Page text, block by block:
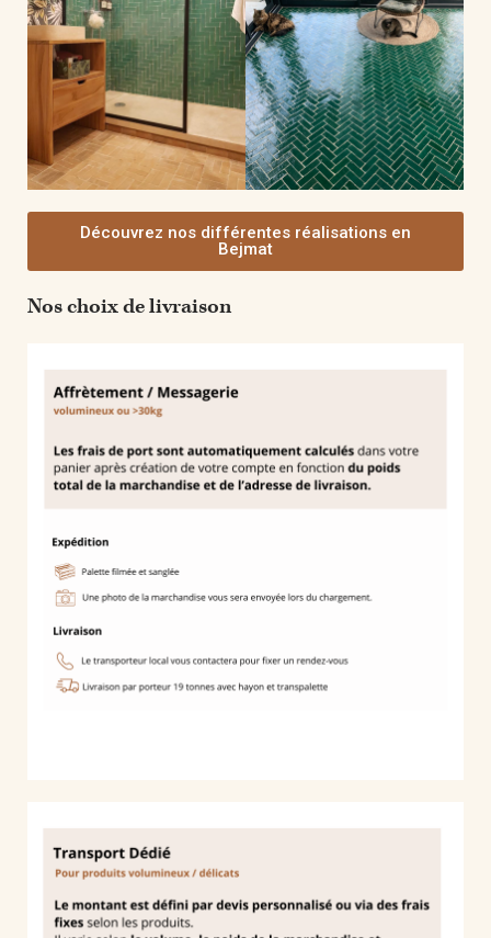
Découvrez nos différentes réalisations en
Bejmat
Nos choix de livraison